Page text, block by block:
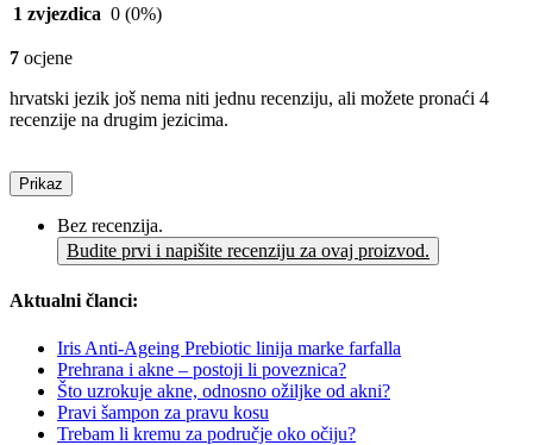
1 zvjezdica 0 (0%)
7 ocjene
hrvatski jezik još nema niti jednu recenziju, ali možete pronaći 4
recenzije na drugim jezicima.
Prikaz
Bez recenzija.
Budite prvi i napišite recenziju za ovaj proizvod.
Aktualni članci:
Iris Anti-Ageing Prebiotic linija marke farfalla
Prehrana i akne – postoji li poveznica?
Što uzrokuje akne, odnosno ožiljke od akni?
Pravi šampon za pravu kosu
Trebam li kremu za područje oko očiju?